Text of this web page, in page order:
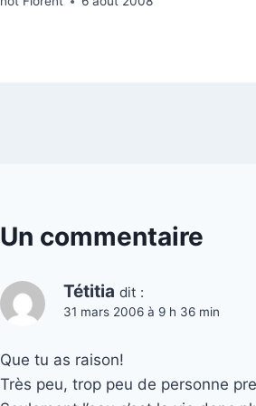
Un commentaire
Tétitia dit :
31 mars 2006 à 9 h 36 min
Que tu as raison!
Très peu, trop peu de personne